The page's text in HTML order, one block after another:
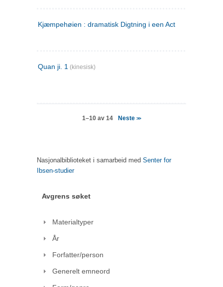
Kjæmpehøien : dramatisk Digtning i een Act
Quan ji. 1 (kinesisk)
1–10 av 14 Neste>>
Nasjonalbiblioteket i samarbeid med Senter for
Ibsen-studier
Avgrens søket
Materialtyper
År
Forfatter/person
Generelt emneord